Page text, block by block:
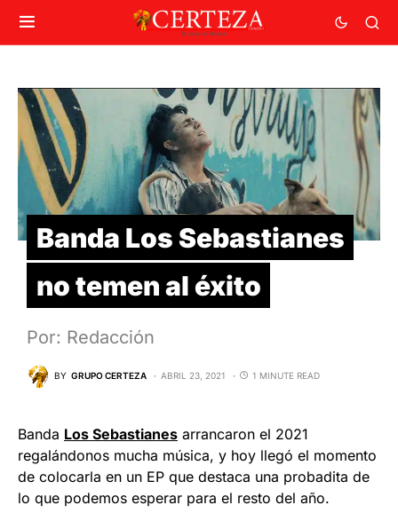
Banda Los Sebastianes
no temen al éxito
Por: Redacción
BY GRUPO CERTEZA ABRIL 23, 2021 1 MINUTE READ
Banda Los Sebastianes arrancaron el 2021
regalándonos mucha música, y hoy llegó el momento
de colocarla en un EP que destaca una probadita de
lo que podemos esperar para el resto del año.